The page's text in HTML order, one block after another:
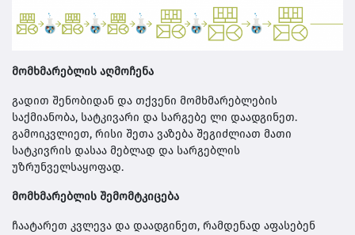
მომხმარებლის აღმოჩენა
გადით შენობიდან და თქვენი მომხმარებ­ლების
საქმიანობა, სატკივარი და სარგებე­ ლი დაადგინეთ.
გამოიკვლიეთ, რისი შეთა­ ვაზება შეგიძლიათ მათი
სატკივრის დასაა­ მებლად და სარგებლის
უზრუნველსაყოფად.
მომხმარებლის შემომტკიცება
ჩაატარეთ კვლევა და დაადგინეთ, რამდენად აფასებენ